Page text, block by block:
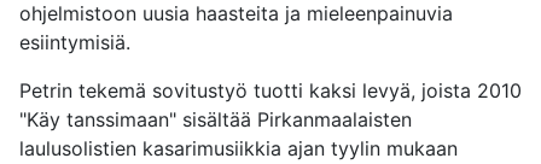
ohjelmistoon uusia haasteita ja mieleenpainuvia
esiintymisiä.
Petrin tekemä sovitustyö tuotti kaksi levyä, joista 2010
"Käy tanssimaan" sisältää Pirkanmaalaisten
laulusolistien kasarimusiikkia ajan tyylin mukaan